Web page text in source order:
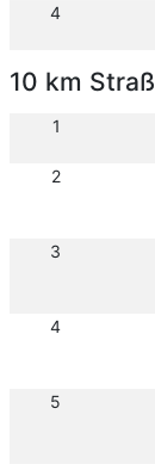
4
10 km
1
2
3
4
5